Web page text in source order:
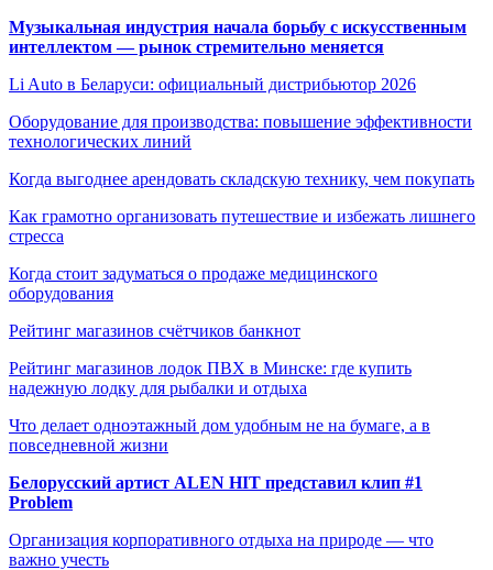
Музыкальная индустрия начала борьбу с искусственным
интеллектом — рынок стремительно меняется
Li Auto в Беларуси: официальный дистрибьютор 2026
Оборудование для производства: повышение эффективности
технологических линий
Когда выгоднее арендовать складскую технику, чем покупать
Как грамотно организовать путешествие и избежать лишнего
стресса
Когда стоит задуматься о продаже медицинского
оборудования
Рейтинг магазинов счётчиков банкнот
Рейтинг магазинов лодок ПВХ в Минске: где купить
надежную лодку для рыбалки и отдыха
Что делает одноэтажный дом удобным не на бумаге, а в
повседневной жизни
Белорусский артист ALEN HIT представил клип #1
Problem
Организация корпоративного отдыха на природе — что
важно учесть